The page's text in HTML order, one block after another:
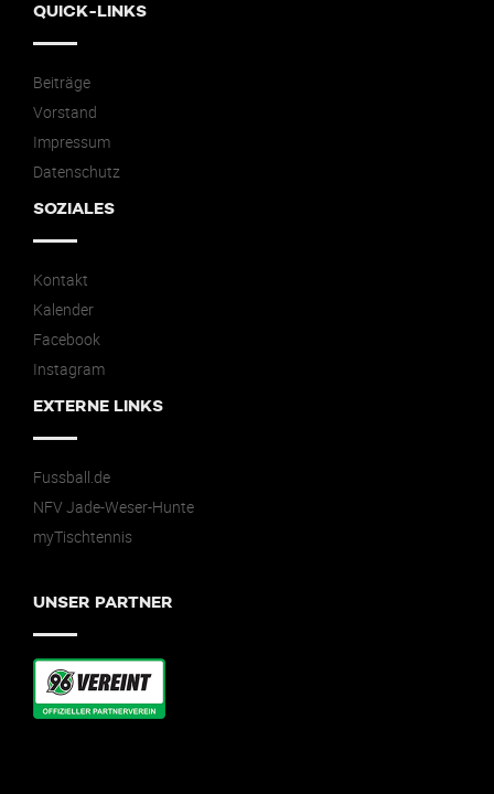
QUICK-LINKS
Beiträge
Vorstand
Impressum
Datenschutz
SOZIALES
Kontakt
Kalender
Facebook
Instagram
EXTERNE LINKS
Fussball.de
NFV Jade-Weser-Hunte
myTischtennis
UNSER PARTNER